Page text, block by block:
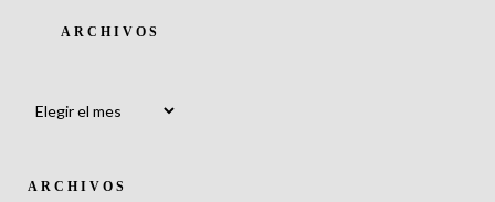
ARCHIVOS
ARCHIVOS